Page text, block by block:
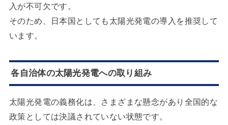
入が不可欠です。
そのため、日本国としても太陽光発電の導入を推奨して
います。
各自治体の太陽光発電への取り組み
太陽光発電の義務化は、さまざまな懸念があり全国的な
政策としては決議されていない状態です。